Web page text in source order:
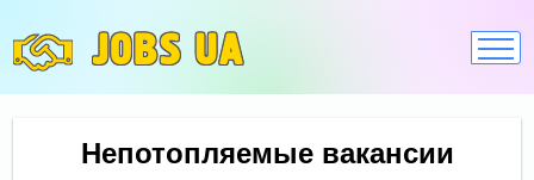
JOBS UA
Непотопляемые вакансии